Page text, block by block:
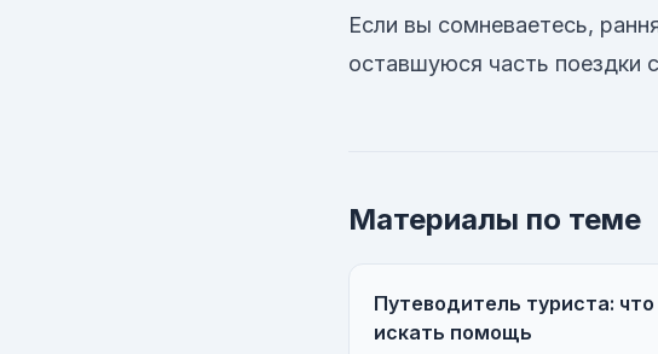
Если вы сомневаетесь,
оставшуюся часть поездки
Материалы по теме
Путеводитель туриста:
искать помощь